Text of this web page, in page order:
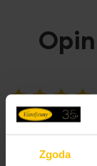
Zgoda
100%
Ręczniki bardzo
takim mi